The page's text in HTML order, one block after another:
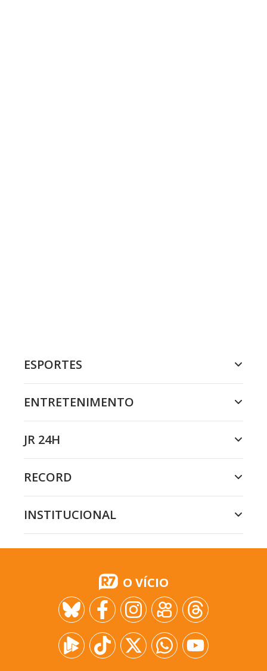
ESPORTES
ENTRETENIMENTO
JR 24H
RECORD
INSTITUCIONAL
O VÍCIO